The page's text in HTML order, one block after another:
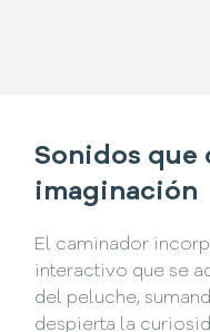
Sonidos que
imaginación
El caminador
interactivo que se
del peluche,
despierta la